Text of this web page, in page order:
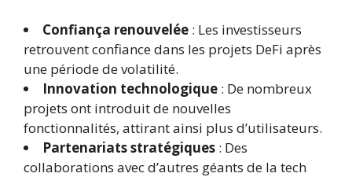
Confiança renouvelée : Les investisseurs
retrouvent confiance dans les projets DeFi après
une période de volatilité.
Innovation technologique : De nombreux
projets ont introduit de nouvelles
fonctionnalités, attirant ainsi plus d’utilisateurs.
Partenariats stratégiques : Des
collaborations avec d’autres géants de la tech